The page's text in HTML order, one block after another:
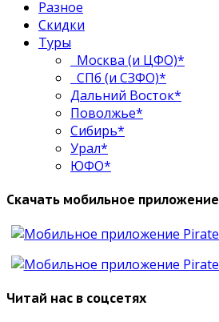
Разное
Скидки
Туры
Москва (и ЦФО)*
СПб (и СЗФО)*
Дальний Восток*
Поволжье*
Сибирь*
Урал*
ЮФО*
Скачать мобильное приложение
Читай нас в соцсетях